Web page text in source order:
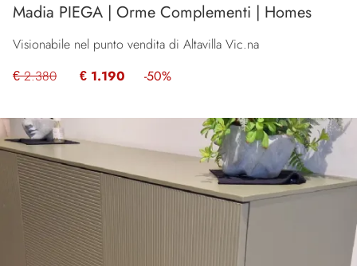
Madia PIEGA | Orme Complementi | Homes
Visionabile nel punto vendita di Altavilla Vic.na
€ 2.380
€ 1.190 -50%